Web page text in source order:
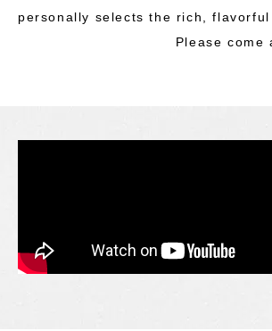
personally selects the rich, flavorful
Please come